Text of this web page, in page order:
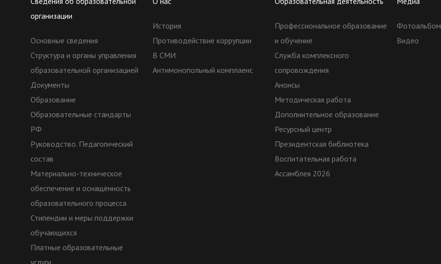
организации
Основные сведения
Структура и органы управления
образовательной организацией
Документы
Образование
Образовательные стандарты
РФ
Руководство. Педагогический
состав
Материально-техническое
обеспечение и оснащённость
образовательного процесса
Стипендии и меры поддержки
обучающихся
Платные образовательные
История
Противодействие коррупции
В СМИ
Антимонопольный комплаенс
Профессиональное образование
и обучение
Служба комплексного
сопровождения
Анонсы
Методическая работа
Дополнительное образование
Ресурсный центр
Президентская библиотека
Воспитательная работа
Ассамблея 2026
Видео